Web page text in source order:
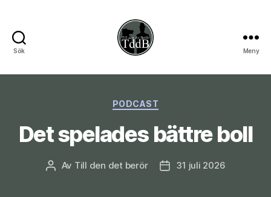
Sök
det
berör
Meny
Kategorier
PODCAST
Det spelades bättre boll
Inläggsförfattare
Av Till den det berör Inläggsdatum
31 juli 2026